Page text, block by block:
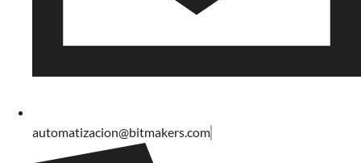
automatizacion@bitmakers.com